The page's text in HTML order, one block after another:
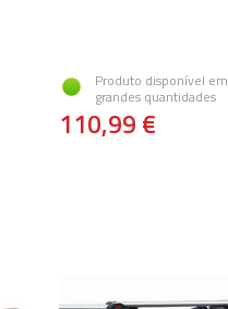
Produto disponível em
grandes quantidades
110,99 €